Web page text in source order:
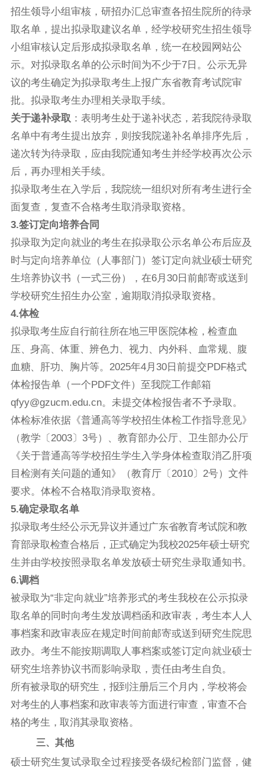
招生领导小组审核，研招办汇总审查各招生院所的待录
取名单，提出拟录取建议名单，经学校研究生招生领导
小组审核认定后形成拟录取名单，统一在校园网站公
示。对拟录取名单的公示时间为不少于7日。公示无异
议的考生确定为拟录取考生上报广东省教育考试院审
批。拟录取考生办理相关录取手续。
关于递补录取 ：表明考生处于递补状态，若我院待录取
名单中有考生提出放弃，则按我院递补名单排序先后，
递次转为待录取，应由我院通知考生并经学校再次公示
后，再办理相关手续。
拟录取考生在入学后，我院统一组织对所有考生进行全
面复查，复查不合格考生取消录取资格。
3.签订定向培养合同
拟录取为定向就业的考生在拟录取公示名单公布后应及
时与定向培养单位（人事部门）签订定向就业硕士研究
生培养协议书（一式三份），在6月30日前邮寄或送到
学校研究生招生办公室，逾期取消拟录取资格。
4.体检
拟录取考生应自行前往所在地三甲医院体检，检查血
压、身高、体重、辨色力、视力、内外科、血常规、腹
血糖、肝功、胸片等。 2025年4月30日前提交PDF格式
体检报告单（一个PDF文件）至我院工作邮箱
qfyy@gzucm.edu.cn。未提交体检报告者不予录取。
体检标准依据《普通高等学校招生体检工作指导意见》
（教学〔2003〕3号）、教育部办公厅、卫生部办公厅
《关于普通高等学校招生学生入学身体检查取消乙肝项
目检测有关问题的通知》（教育厅〔2010〕2号）文件
要求。体检不合格取消录取资格。
5.确定录取名单
拟录取考生经公示无异议并通过广东省教育考试院和教
育部录取检查合格后，正式确定为我校2025年硕士研究
生并由学校按照录取名单发放硕士研究生录取通知书。
6.调档
被录取为“非定向就业”培养形式的考生我校在公示拟录
取名单的同时向考生发放调档函和政审表，考生本人人
事档案和政审表应在规定时间前邮寄或送到研究生院思
政办。考生不能按期调取人事档案或签订定向就业硕士
研究生培养协议书而影响录取，责任由考生自负。
所有被录取的研究生，报到注册后三个月内，学校将会
对考生的人事档案和政审表等方面进行审查，审查不合
格的考生，取消其录取资格。
三、其他
硕士研究生复试录取全过程接受各级纪检部门监督，健